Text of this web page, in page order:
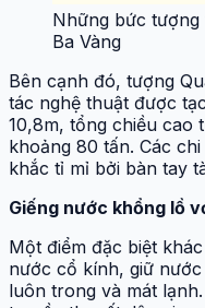
Những bức
Ba Vàng
Bên cạnh đó, tượng
tác nghệ thuật được
10,8m, tổng chiều cao
khoảng 80 tấn. Các
khắc tỉ mỉ bởi bàn tay
Giếng nước khổng lồ
Một điểm đặc biệt
nước cổ kính, giữ
luôn trong và mát